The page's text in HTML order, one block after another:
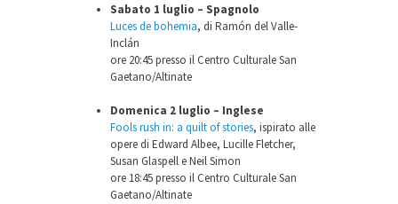
Sabato 1 luglio – Spagnolo
Luces de bohemia, di Ramón del Valle-
Inclán
ore 20:45 presso il Centro Culturale San
Gaetano/Altinate
Domenica 2 luglio – Inglese
Fools rush in: a quilt of stories, ispirato alle
opere di Edward Albee, Lucille Fletcher,
Susan Glaspell e Neil Simon
ore 18:45 presso il Centro Culturale San
Gaetano/Altinate